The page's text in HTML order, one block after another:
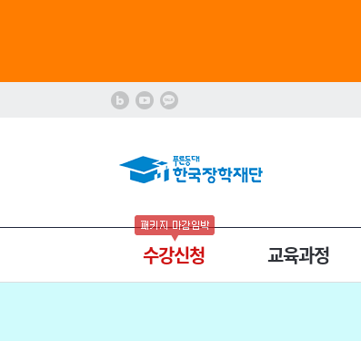
수강신청 교육과정